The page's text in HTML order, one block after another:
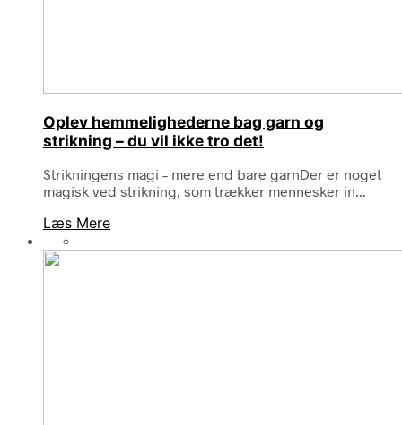
Oplev hemmelighederne bag garn og
strikning – du vil ikke tro det!
Strikningens magi – mere end bare garnDer er noget
magisk ved strikning, som trækker mennesker in...
Læs Mere